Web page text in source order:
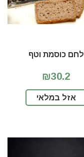
לחם כוסמת וטף
₪30.2
אזל במלאי